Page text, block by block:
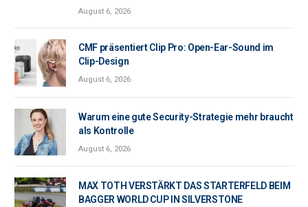
August 6, 2026
CMF präsentiert Clip Pro: Open-Ear-Sound im
Clip-Design
August 6, 2026
Warum eine gute Security-Strategie mehr braucht
als Kontrolle
August 6, 2026
MAX TOTH VERSTÄRKT DAS STARTERFELD BEIM
BAGGER WORLD CUP IN SILVERSTONE